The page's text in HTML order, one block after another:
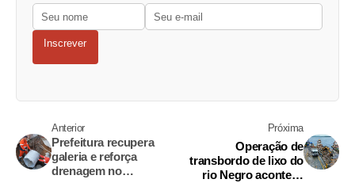
Inscrever
Anterior
Prefeitura recupera
galeria e reforça
drenagem no
Próxima
Operação de
transbordo de lixo do
rio Negro acontece